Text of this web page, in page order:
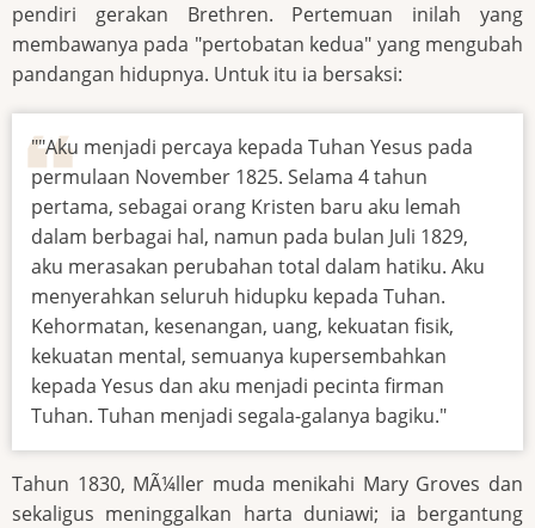
pendiri gerakan Brethren. Pertemuan inilah yang
membawanya pada "pertobatan kedua" yang mengubah
pandangan hidupnya. Untuk itu ia bersaksi:
""Aku menjadi percaya kepada Tuhan Yesus pada
permulaan November 1825. Selama 4 tahun
pertama, sebagai orang Kristen baru aku lemah
dalam berbagai hal, namun pada bulan Juli 1829,
aku merasakan perubahan total dalam hatiku. Aku
menyerahkan seluruh hidupku kepada Tuhan.
Kehormatan, kesenangan, uang, kekuatan fisik,
kekuatan mental, semuanya kupersembahkan
kepada Yesus dan aku menjadi pecinta firman
Tuhan. Tuhan menjadi segala-galanya bagiku."
Tahun 1830, MÃ¼ller muda menikahi Mary Groves dan
sekaligus meninggalkan harta duniawi; ia bergantung